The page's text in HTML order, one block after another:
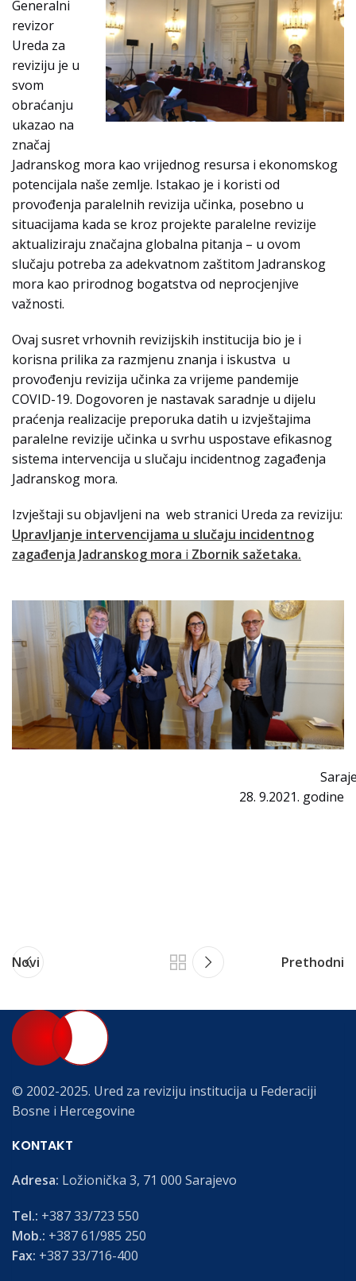
Generalni
revizor
Ureda za
reviziju je u
svom
obraćanju
ukazao na
značaj
Jadranskog mora kao vrijednog resursa i ekonomskog
potencijala naše zemlje. Istakao je i koristi od
provođenja paralelnih revizija učinka, posebno u
situacijama kada se kroz projekte paralelne revizije
aktualiziraju značajna globalna pitanja – u ovom
slučaju potreba za adekvatnom zaštitom Jadranskog
mora kao prirodnog bogatstva od neprocjenjive
važnosti.
Ovaj susret vrhovnih revizijskih institucija bio je i
korisna prilika za razmjenu znanja i iskustva u
provođenju revizija učinka za vrijeme pandemije
COVID-19. Dogovoren je nastavak saradnje u dijelu
praćenja realizacije preporuka datih u izvještajima
paralelne revizije učinka u svrhu uspostave efikasnog
sistema intervencija u slučaju incidentnog zagađenja
Jadranskog mora.
Izvještaji su objavljeni na web stranici Ureda za reviziju:
Upravljanje intervencijama u slučaju incidentnog
zagađenja Jadranskog mora i Zbornik sažetaka.
28. 9.2021. godine
Novi Prethodni
© 2002-2025. Ured za reviziju institucija u Federaciji
Bosne i Hercegovine
KONTAKT
Adresa: Ložionička 3, 71 000 Sarajevo
Tel.: +387 33/723 550
Mob.: +387 61/985 250
Fax: +387 33/716-400